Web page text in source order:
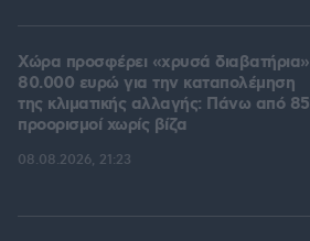
Χώρα προσφέρει «χρυσά διαβατήρια»
80.000 ευρώ για την καταπολέμηση
της κλιματικής αλλαγής: Πάνω από 85
προορισμοί χωρίς βίζα
08.08.2026, 21:23